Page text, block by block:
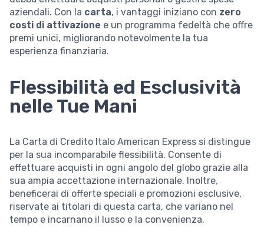
aziendali. Con la carta, i vantaggi iniziano con zero
costi di attivazione e un programma fedeltà che offre
premi unici, migliorando notevolmente la tua
esperienza finanziaria.
Flessibilità ed Esclusività
nelle Tue Mani
La Carta di Credito Italo American Express si distingue
per la sua incomparabile flessibilità. Consente di
effettuare acquisti in ogni angolo del globo grazie alla
sua ampia accettazione internazionale. Inoltre,
beneficerai di offerte speciali e promozioni esclusive,
riservate ai titolari di questa carta, che variano nel
tempo e incarnano il lusso e la convenienza.